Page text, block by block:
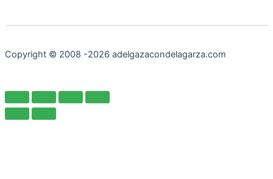
Copyright © 2008 -2026 adelgazacondelagarza.com